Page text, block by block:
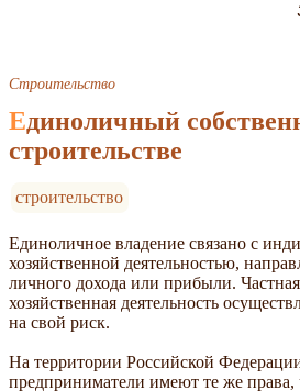
Строительство
Единоличный собственник в
строительстве
строительство
Единоличное владение связано с
хозяйственной деятельностью,
личного дохода или прибыли.
хозяйственная деятельность
на свой риск.
На территории Российской
предприниматели имеют те же